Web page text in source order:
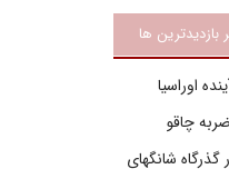
بازدیدترین ها
اوراسیا
چاقو
گذرگاه شانگهای